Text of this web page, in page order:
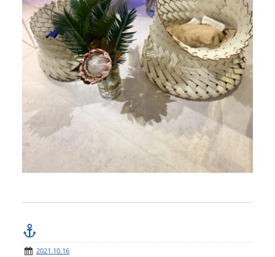
2021.10.16